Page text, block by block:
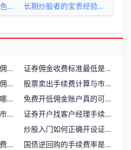
解读股票市场中的颜色含义：红色代表上涨还是下跌
长期炒股者的宝贵经验总结
如何选择合适的券商及佣金费用详解
证券佣金收费标准最低是多少
如何选择低融资费率和佣金的券商
股票卖出手续费计算与市场成本结构
央企背景的证券公司有哪些 上市情况如何
免费开低佣金账户真的可行吗？哪些券商支持
免五政策与佣金成本的市场现实
证券开户找客户经理手续费最低多少
炒股入门如何正确开设证券账户
哪个券商买可转债手续费最低？如何选择合适的交易平台
国债逆回购的手续费率是多少